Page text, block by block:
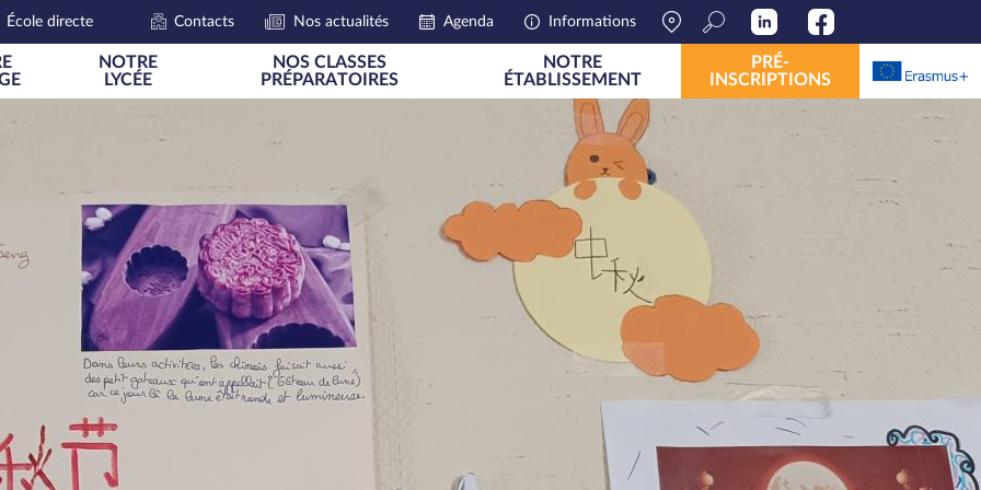
École directe Contacts Nos actualités Agenda Informations
NOTRE
LYCÉE
NOS CLASSES
PRÉPARATOIRES
NOTRE
ÉTABLISSEMENT
PRÉ-
INSCRIPTIONS